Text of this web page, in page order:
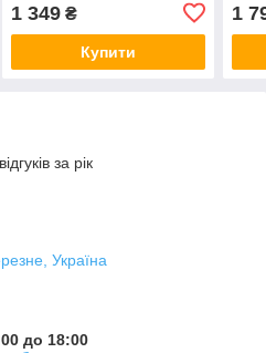
1 349₴
Купити
1
за рік
Україна
до 18:00